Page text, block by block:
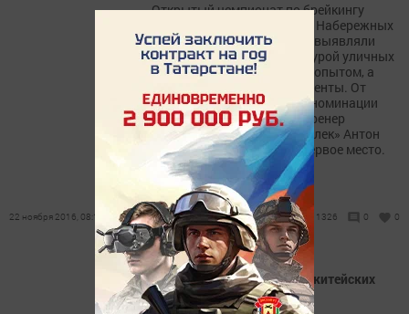
Открытый чемпионат по брейкингу
«Стимул-2016» проходил в Набережных
Челнах. Среди участников выявляли
лучших во владении культурой уличных
танцев, они обменивались опытом, а
также изучали новые элементы. От
Менделеевского района в номинации
«Профи» принял участие тренер
молодёжного центра «Яшьлек» Антон
Капитов, который занял первое место.
22 ноября 2016, 08:11 1326 0 0
Мы начинаем проект «На житейских
перекрёстках»